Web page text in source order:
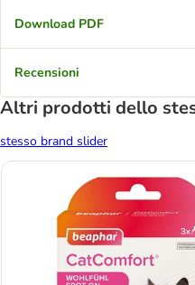
Download PDF
Recensioni
Altri prodotti dello
stesso brand slider